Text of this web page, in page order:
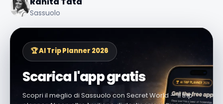
Sassuolo
🏆 AI Trip Planner 2026
Scarica l'app gratis
Scopri il meglio di Sassuolo con Secret World — il trip